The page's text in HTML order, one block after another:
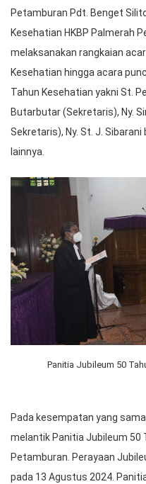
Petamburan Pdt. Benget
Kesehatian HKBP Palmerah
melaksanakan rangkaian
Kesehatian hingga acara
Tahun Kesehatian yakni St.
Butarbutar (Sekretaris), Ny.
Sekretaris), Ny. St. J.
lainnya.
Panitia Jubileum 50
Pada kesempatan yang
melantik Panitia Jubileum 50
Petamburan. Perayaan
pada 13 Agustus 2024.